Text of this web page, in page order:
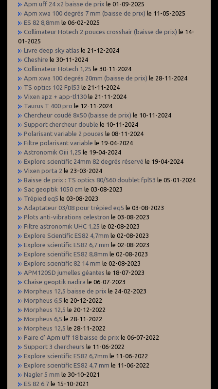
Apm uff 24 x2 baisse de prix le 01-09-2025
Apm xwa 100 degrés 7 mm (baisse de prix) le 11-05-2025
ES 82 8,8mm le 06-02-2025
Collimateur Hotech 2 pouces crosshair (baisse de prix) le 14-
01-2025
Livre deep sky atlas le 21-12-2024
Cheshire le 30-11-2024
Collimateur Hotech 1,25 le 30-11-2024
Apm xwa 100 degrés 20mm (baisse de prix) le 28-11-2024
TS optics 102 Fpl53 le 21-11-2024
Vixen apz + app-tl130 le 21-11-2024
Taurus T 400 pro le 12-11-2024
Chercheur coudé 8x50 (baisse de prix) le 10-11-2024
Support chercheur double le 10-11-2024
Polarisant variable 2 pouces le 08-11-2024
Filtre polarisant variable le 19-04-2024
Astronomik Oiii 1,25 le 19-04-2024
Explore scientific 24mm 82 degrés réservé le 19-04-2024
Vixen porta 2 le 23-03-2024
Baisse de prix : TS optics 80/560 doublet fpl53 le 05-01-2024
Sac geoptik 1050 cm le 03-08-2023
Trépied eq5 le 03-08-2023
Adaptateur 03/08 pour trépied eq5 le 03-08-2023
Plots anti-vibrations celestron le 03-08-2023
Filtre astronomik UHC 1,25 le 02-08-2023
Explore Scientific ES82 4,7mm le 02-08-2023
Explore scientific ES82 6,7 mm le 02-08-2023
Explore scientific ES82 8,8mm le 02-08-2023
Explore scientific 82 14 mm le 02-08-2023
APM120SD jumelles géantes le 18-07-2023
Chaise geoptik nadira le 06-07-2023
Morpheus 12,5 baisse de prix le 24-02-2023
Morpheus 6,5 le 20-12-2022
Morpheus 12,5 le 20-12-2022
Morpheus 6,5 le 28-11-2022
Morpheus 12,5 le 28-11-2022
Paire d’ Apm uff 18 baisse de prix le 06-07-2022
Support 3 chercheurs le 11-06-2022
Explore scientific ES82 6,7mm le 11-06-2022
Explore scientific ES82 4,7 mm le 11-06-2022
Nagler 5 mm le 30-10-2021
ES 82 6.7 le 15-10-2021